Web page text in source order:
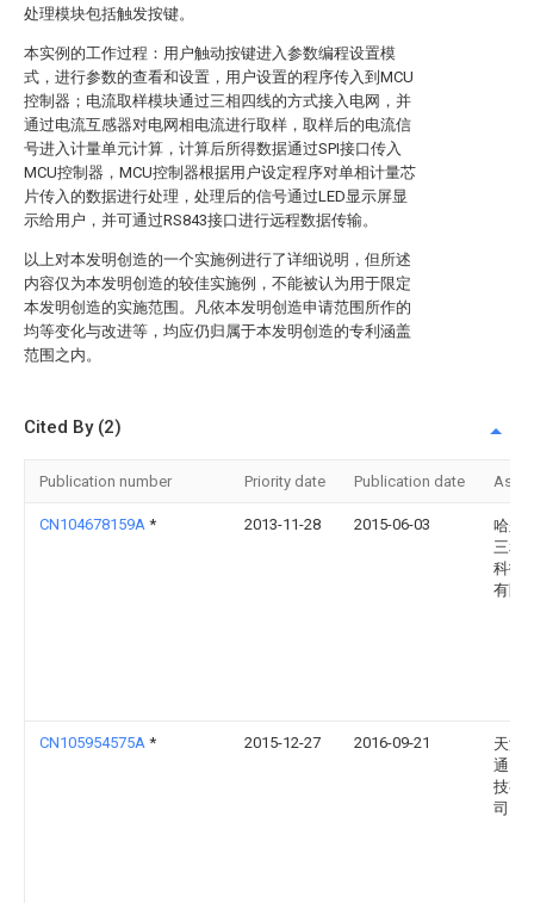
处理模块包括触发按键。
本实例的工作过程：用户触动按键进入参数编程设置模
式，进行参数的查看和设置，用户设置的程序传入到MCU
控制器；电流取样模块通过三相四线的方式接入电网，并
通过电流互感器对电网相电流进行取样，取样后的电流信
号进入计量单元计算，计算后所得数据通过SPI接口传入
MCU控制器，MCU控制器根据用户设定程序对单相计量芯
片传入的数据进行处理，处理后的信号通过LED显示屏显
示给用户，并可通过RS843接口进行远程数据传输。
以上对本发明创造的一个实施例进行了详细说明，但所述
内容仅为本发明创造的较佳实施例，不能被认为用于限定
本发明创造的实施范围。凡依本发明创造申请范围所作的
均等变化与改进等，均应仍归属于本发明创造的专利涵盖
范围之内。
Cited By (2)
Publication number Priority date Publication date
CN104678159A * 2013-11-28 2015-06-03
哈尔
三和
科技
有限
CN105954575A * 2015-12-27 2016-09-21
天津
通电
技有
司